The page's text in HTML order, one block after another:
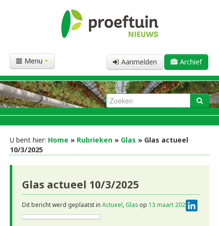
Aanmelden Archief
Menu
U bent hier: Home » Rubrieken » Glas » Glas actueel
10/3/2025
Glas actueel 10/3/2025
Dit bericht werd geplaatst in Actueel,Glas op 13 maart 2025.